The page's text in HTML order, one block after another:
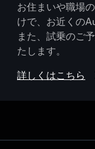
お住まいや職場
けで、お近くの
また、試乗のご
たします。
詳しくはこちら